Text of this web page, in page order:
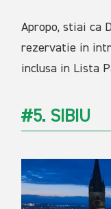
Apropo, stiai ca
rezervatie in
inclusa in Lista
#5. SIBIU